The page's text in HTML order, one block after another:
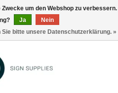
um den Webshop zu verbessern.
Ja
Nein
bitte unsere Datenschutzerklärung. »